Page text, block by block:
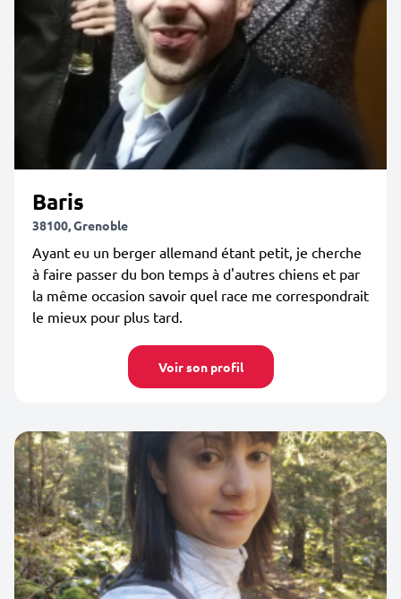
Baris
38100, Grenoble
Ayant eu un berger allemand étant petit, je cherche
à faire passer du bon temps à d'autres chiens et par
la même occasion savoir quel race me correspondrait
le mieux pour plus tard.
Voir son profil